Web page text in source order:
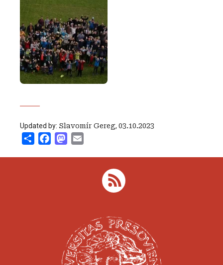
Updated by: Slavomír Gereg, 03.10.2023
Share FacebookMastodon